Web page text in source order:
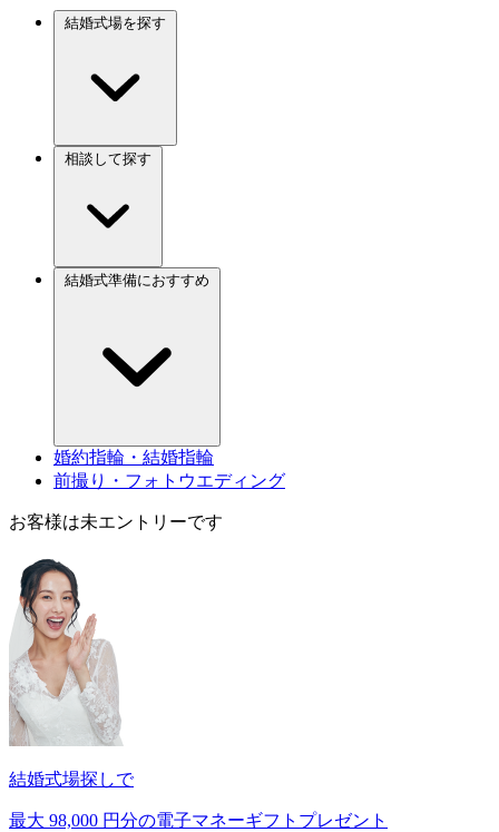
婚約指輪・結婚指輪
前撮り・フォトウエディング
お客様は未エントリーです
結婚式場探しで
最大 98,000 円分の電子マネーギフトプレゼント